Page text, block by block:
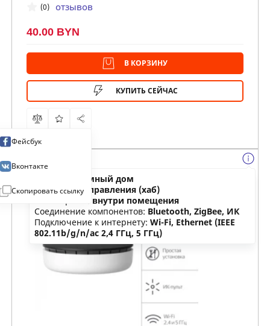
(0) отзывов
40.00 BYN
В КОРЗИНУ
КУПИТЬ СЕЙЧАС
Фейсбук
Вконтакте
Скопировать ссылку
умный дом
Тип:центр управления (хаб)
внутри помещения
Соединение компонентов: Bluetooth, ZigBee, ИК
Подключение к интернету: Wi-Fi, Ethernet (IEEE
802.11b/g/n/ac 2,4 ГГц, 5 ГГц)